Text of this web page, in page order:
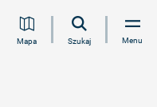
Przejdź
Przejdź
Przejdź
Przejdź
Mapa Szukaj Menu